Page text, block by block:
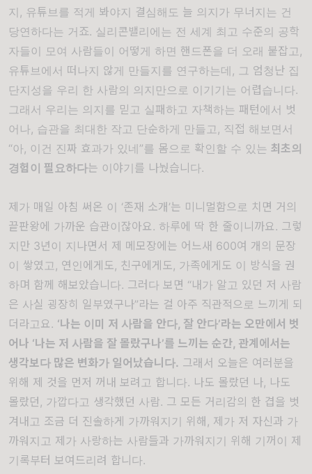
지, 유튜브를 적게 봐야지 결심해도 늘 의지가 무너지는 건
당연하다는 거죠. 실리콘밸리에는 전 세계 최고 수준의 공학
자들이 모여 사람들이 어떻게 하면 핸드폰을 더 오래 붙잡고,
유튜브에서 떠나지 않게 만들지를 연구하는데, 그 엄청난 집
단지성을 우리 한 사람의 의지만으로 이기기는 어렵습니다.
그래서 우리는 의지를 믿고 실패하고 자책하는 패턴에서 벗
어나, 습관을 최대한 작고 단순하게 만들고, 직접 해보면서
“아, 이건 진짜 효과가 있네”를 몸으로 확인할 수 있는 최초의
경험이 필요하다는 이야기를 나눴습니다.
제가 매일 아침 써온 이 ‘존재 소개’는 미니멀함으로 치면 거의
끝판왕에 가까운 습관이잖아요. 하루에 딱 한 줄이니까요. 그렇
지만 3년이 지나면서 제 메모장에는 어느새 600여 개의 문장
이 쌓였고, 연인에게도, 친구에게도, 가족에게도 이 방식을 권
하며 함께 해보았습니다. 그러다 보면 “내가 알고 있던 저 사람
은 사실 굉장히 일부였구나”라는 걸 아주 직관적으로 느끼게 되
더라고요. ‘나는 이미 저 사람을 안다, 잘 안다’라는 오만에서 벗
어나 ‘나는 저 사람을 잘 몰랐구나’를 느끼는 순간, 관계에서는
생각보다 많은 변화가 일어났습니다. 그래서 오늘은 여러분을
위해 제 것을 먼저 꺼내 보려고 합니다. 나도 몰랐던 나, 나도
몰랐던, 가깝다고 생각했던 사람. 그 모든 거리감의 한 겹을 벗
겨내고 조금 더 진솔하게 가까워지기 위해, 제가 저 자신과 가
까워지고 제가 사랑하는 사람들과 가까워지기 위해 기꺼이 제
기록부터 보여드리려 합니다.